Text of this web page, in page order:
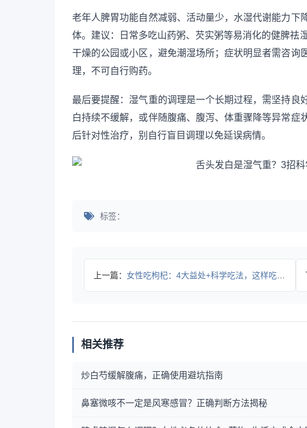
老年人脾胃功能自然减弱、活动量少，水湿代谢能力下
体。建议：日常多吃山药粥、芡实粥等易消化的健脾祛
干燥的公园或小区，避免潮湿场所；症状明显者需咨询
理，不可自行购药。
最后要提醒：湿气重的调理是一个长期过程，需坚持良
白持续不缓解，或伴随腹痛、腹泻、体重骤降等异常症
后针对性治疗，别自行盲目调理以免延误病情。
标签：
上一篇： 女性吃枸杞：4大益处+科学吃法，这样吃更健康
相关推荐
炒白芍缓解腹痛，正确使用避坑指南
鼻塞微咳不一定是风寒感冒？正确判断方法揭秘